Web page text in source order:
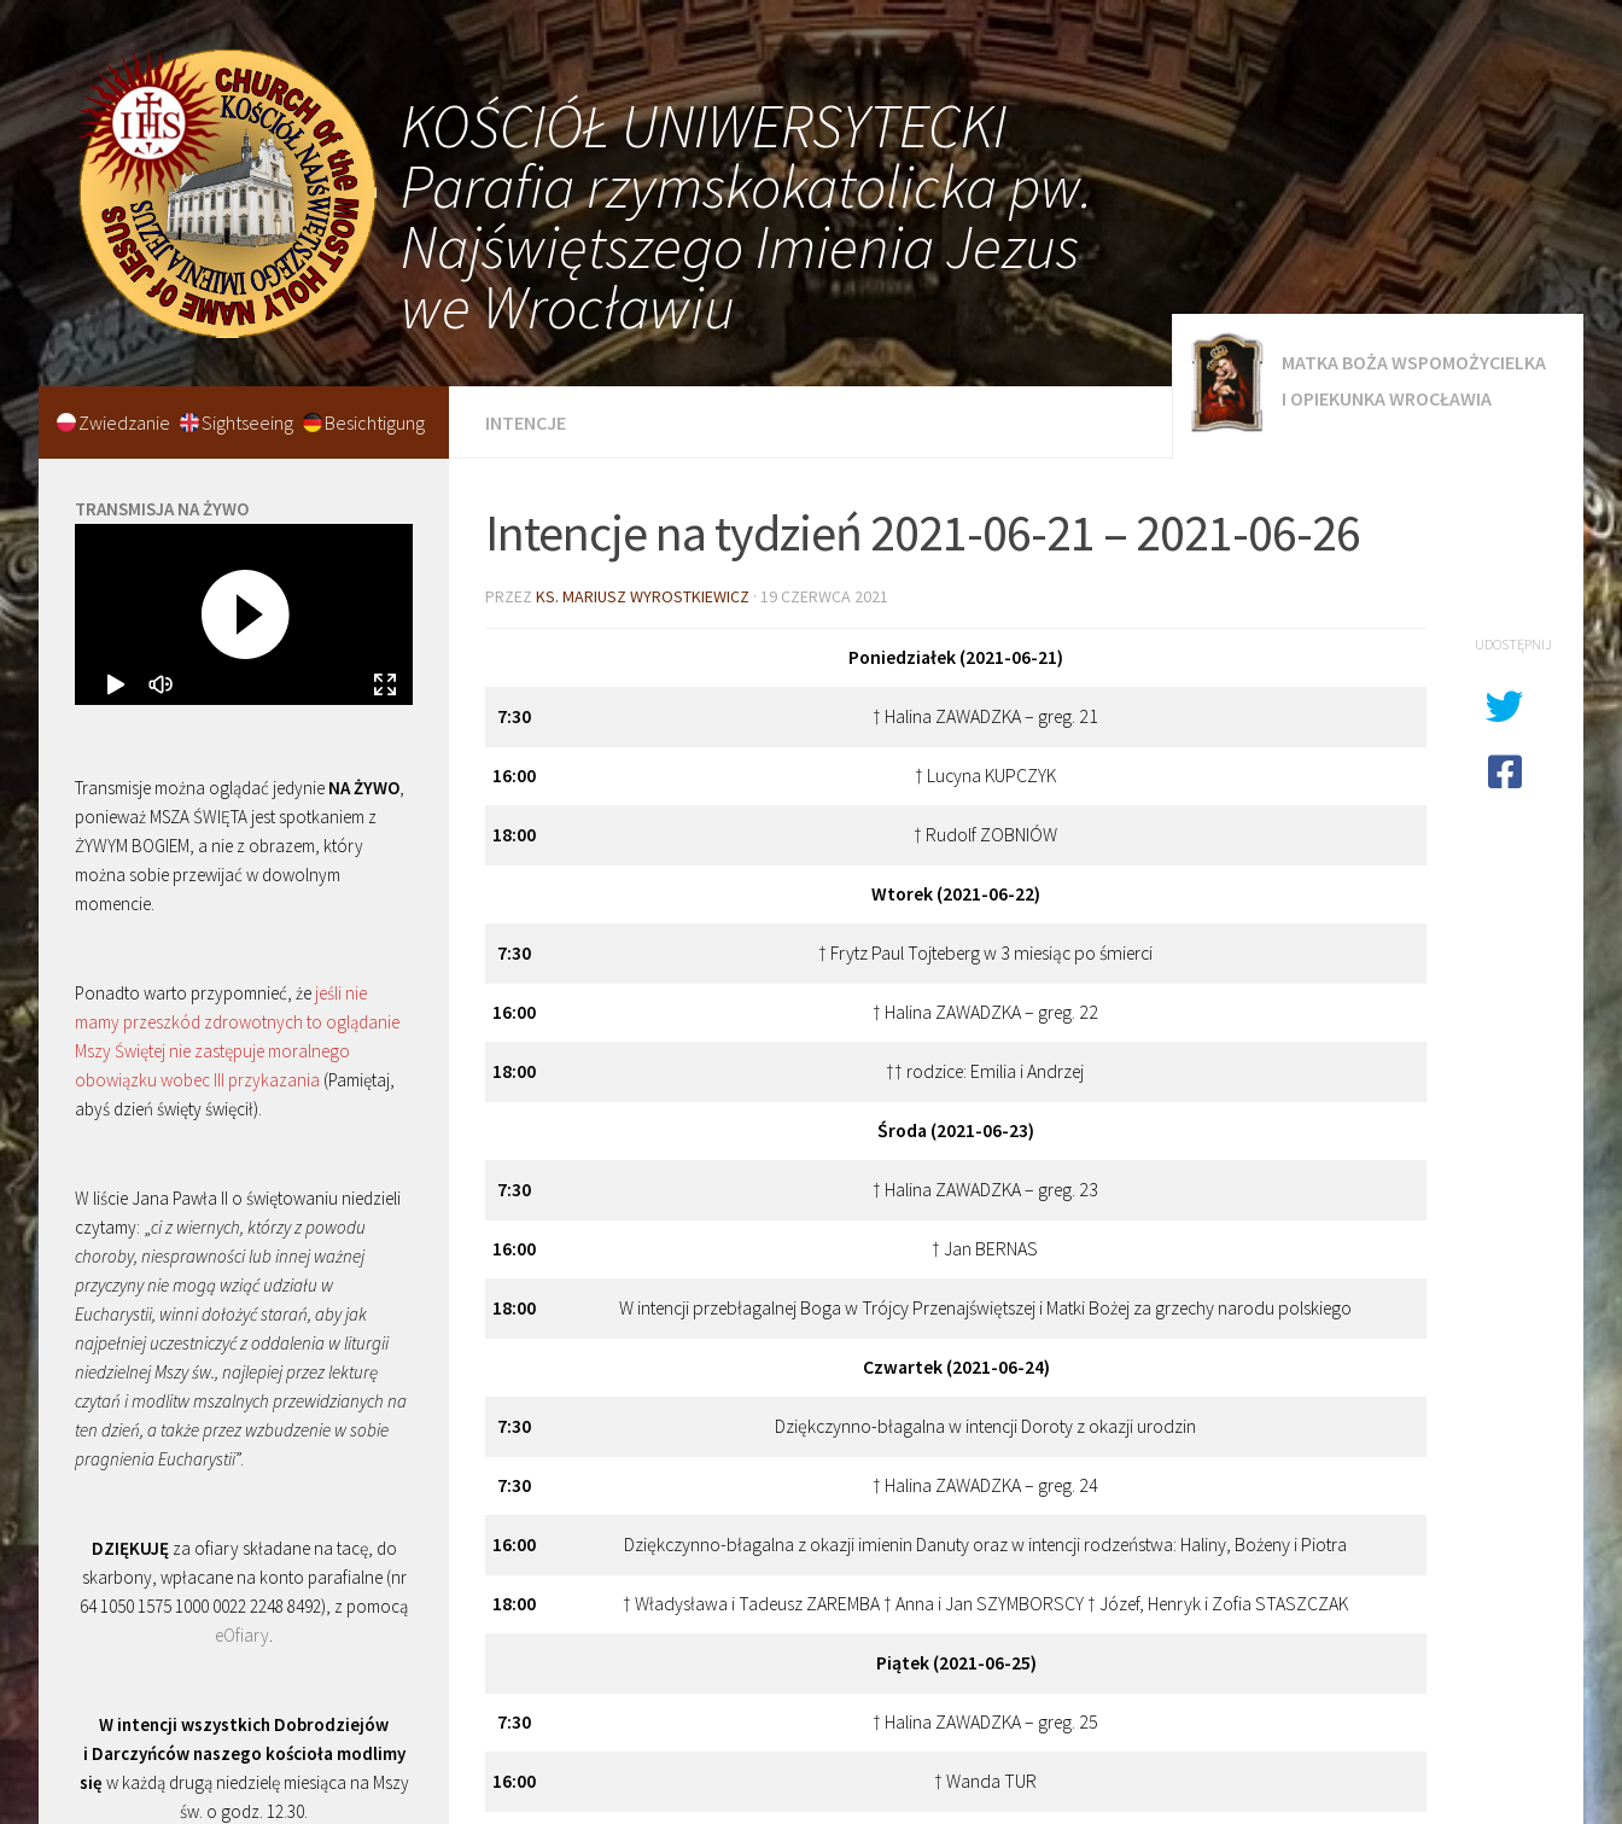
KOŚCIÓŁ UNIWERSYTECKI
Parafia rzymskokatolicka pw.
Najświętszego Imienia Jezus
we Wrocławiu
INTENCJE
MATKA BOŻA WSPOMOŻYCIELKA
I OPIEKUNKA WROCŁAWIA
Intencje na tydzień 2021-06-21 – 2021-06-26
PRZEZ KS. MARIUSZ WYROSTKIEWICZ · 19 CZERWCA 2021
Poniedziałek (2021-06-21)
7:30 † Halina ZAWADZKA – greg. 21
16:00 † Lucyna KUPCZYK
18:00 † Rudolf ZOBNIÓW
Wtorek (2021-06-22)
7:30 † Frytz Paul Tojteberg w 3 miesiąc po śmierci
16:00 † Halina ZAWADZKA – greg. 22
18:00 †† rodzice: Emilia i Andrzej
Środa (2021-06-23)
7:30 † Halina ZAWADZKA – greg. 23
16:00 † Jan BERNAS
18:00 W intencji przebłagalnej Boga w Trójcy Przenajświętszej i Matki Bożej za grzechy narodu polskiego
Czwartek (2021-06-24)
7:30 Dziękczynno-błagalna w intencji Doroty z okazji urodzin
7:30 † Halina ZAWADZKA – greg. 24
16:00 Dziękczynno-błagalna z okazji imienin Danuty oraz w intencji rodzeństwa: Haliny, Bożeny i Piotra
18:00 † Władysława i Tadeusz ZAREMBA † Anna i Jan SZYMBORSCY † Józef, Henryk i Zofia STASZCZAK
Piątek (2021-06-25)
7:30 † Halina ZAWADZKA – greg. 25
16:00 † Wanda TUR
UDOSTĘPNIJ
Zwiedzanie Sightseeing Besichtigung
TRANSMISJA NA ŻYWO
Transmisje można oglądać jedynie NA ŻYWO,
ponieważ MSZA ŚWIĘTA jest spotkaniem z
ŻYWYM BOGIEM, a nie z obrazem, który
można sobie przewijać w dowolnym
momencie.
Ponadto warto przypomnieć, że jeśli nie
mamy przeszkód zdrowotnych to oglądanie
Mszy Świętej nie zastępuje moralnego
obowiązku wobec III przykazania (Pamiętaj,
abyś dzień święty święcił).
W liście Jana Pawła II o świętowaniu niedzieli
czytamy: „ci z wiernych, którzy z powodu
choroby, niesprawności lub innej ważnej
przyczyny nie mogą wziąć udziału w
Eucharystii, winni dołożyć starań, aby jak
najpełniej uczestniczyć z oddalenia w liturgii
niedzielnej Mszy św., najlepiej przez lekturę
czytań i modlitw mszalnych przewidzianych na
ten dzień, a także przez wzbudzenie w sobie
pragnienia Eucharystii”.
DZIĘKUJĘza ofiary składane na tacę, do
skarbony, wpłacane na konto parafialne (nr
64 1050 1575 1000 0022 2248 8492), z pomocą
eOfiary.
W intencji wszystkich Dobrodziejów
i Darczyńców naszego kościoła modlimy
się w każdą drugą niedzielę miesiąca na Mszy
św. o godz. 12.30.